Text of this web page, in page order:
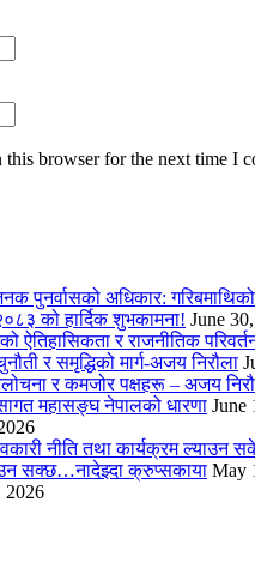
browser for the next time I
पुनर्वासको अधिकार:
को हार्दिक शुभकामना! June
र राजनीतिक
र समृद्धिको मार्ग-अजय निरौला
र कमजोर पक्षहरू – अजय
महासङ्घ नेपालको धारणा June
नीति तथा कार्यक्रम ल्याउन
सक्छ…नादेझ्दा क्रुप्सकाया May
2026